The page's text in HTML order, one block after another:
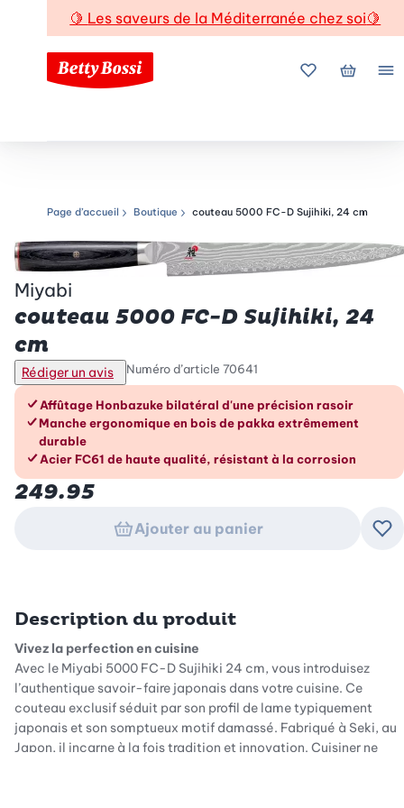
🍋 Les saveurs de la Méditerranée chez soi🍋
Mes favoris
Mon
Chemin de navigation
Page d’accueil Boutique couteau 5000 FC-D Sujihiki, 24 cm
Miyabi
couteau 5000 FC-D Sujihiki, 24
cm
Rédiger un avis Numéro d’article 70641
Les avantages en un coup d’œil
Affûtage Honbazuke bilatéral d'une précision rasoir
Manche ergonomique en bois de pakka extrêmement
durable
Acier FC61 de haute qualité, résistant à la corrosion
249.95
Ajouter au panier
Description du produit
Vivez la perfection en cuisine
Avec le Miyabi 5000 FC-D Sujihiki 24 cm, vous introduisez
l’authentique savoir-faire japonais dans votre cuisine. Ce
couteau exclusif séduit par son profil de lame typiquement
japonais et son somptueux motif damassé. Fabriqué à Seki, au
Japon, il incarne à la fois tradition et innovation. Cuisiner ne